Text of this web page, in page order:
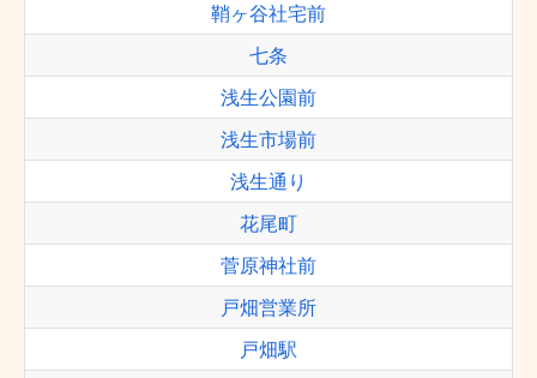
鞘ヶ谷社宅前
七条
浅生公園前
浅生市場前
浅生通り
花尾町
菅原神社前
戸畑営業所
戸畑駅